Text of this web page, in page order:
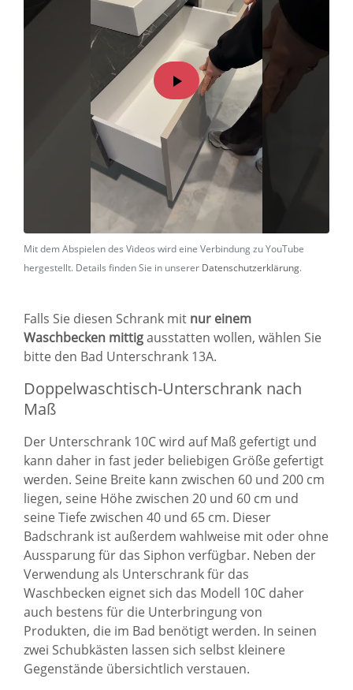
Falls Sie diesen Schrank mit nur einem
Waschbecken mittigausstatten wollen, wählen Sie
bitte den Bad Unterschrank 13A.
Doppelwaschtisch-Unterschrank nach
Maß
Der Unterschrank 10C wird auf Maß gefertigt und
kann daher in fast jeder beliebigen Größe gefertigt
werden. Seine Breite kann zwischen 60 und 200 cm
liegen, seine Höhe zwischen 20 und 60 cm und
seine Tiefe zwischen 40 und 65 cm. Dieser
Badschrank ist außerdem wahlweise mit oder ohne
Aussparung für das Siphon verfügbar. Neben der
Verwendung als Unterschrank für das
Waschbecken eignet sich das Modell 10C daher
auch bestens für die Unterbringung von
Produkten, die im Bad benötigt werden. In seinen
zwei Schubkästen lassen sich selbst kleinere
Gegenstände übersichtlich verstauen.
Mit dem Abspielen des Videos wird eine Verbindung zu YouTube
hergestellt. Details finden Sie in unserer Datenschutzerklärung.